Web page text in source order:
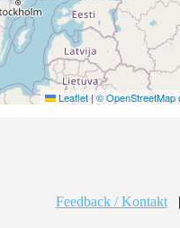
Leaflet | © OpenStreetMap
Feedback / Kontakt |